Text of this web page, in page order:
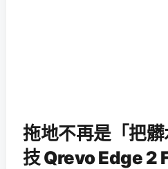
拖地不再是「把
技 Qrevo Edge 2